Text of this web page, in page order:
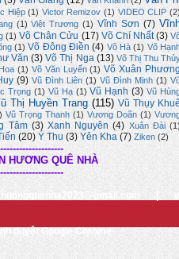
Hiệp (1) Victor Remizov (1) VIDEO CLIP
(1) Việt Trương (1) Vĩnh Sơn (7)
(1) Võ Chân Cửu (17) Võ Chí Nhất (3)
(1) Võ Đông Điền (4) Võ Hà (1) Võ
Văn (3) Võ Thị Nga (13) Võ Thị Thu
(1) Võ Văn Luyến (1) Võ Xuân
(9) Vũ Đình Liên (1) Vũ Đình Minh (1)
Trọng (1) Vũ Hạ (1) Vũ Hạnh (3) Vũ
Thị Huyền Trang (115) Vũ Thụy
Vũ Trọng Thanh (1) Vương Doãn (1)
Tâm (3) Xanh Nguyên (4) Xuân Đài
(20) Ý Thu (3) Yên Kha (7) Ziken (2)
HƯƠNG QUÊ NHÀ
huongquenha2023@gmail.com
duyệt Google Chrome